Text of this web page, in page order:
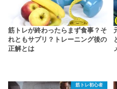
筋トレが終わったらまず食事？そ
れともサプリ？トレーニング後の
正解とは
筋トレ初心者